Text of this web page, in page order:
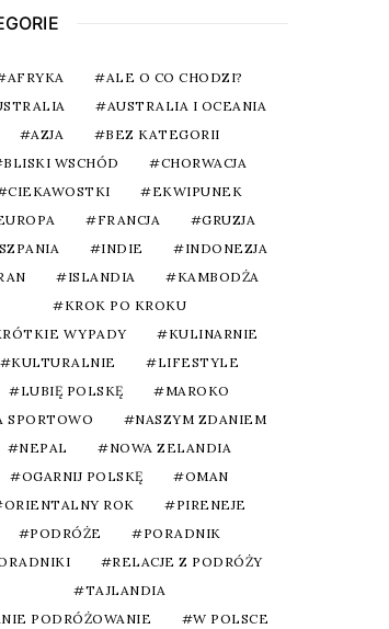
AFRYKA
ALE O CO CHODZI?
AUSTRALIA I OCEANIA
AZJA
BEZ KATEGORII
BLISKI WSCHÓD
CHORWACJA
CIEKAWOSTKI
EKWIPUNEK
FRANCJA
GRUZJA
INDIE
INDONEZJA
ISLANDIA
KAMBODŻA
KROK PO KROKU
WYPADY
KULINARNIE
KULTURALNIE
LIFESTYLE
LUBIĘ POLSKĘ
MAROKO
SPORTOWO
NASZYM ZDANIEM
NEPAL
NOWA ZELANDIA
OGARNIJ POLSKĘ
OMAN
ORIENTALNY ROK
PIRENEJE
PODRÓŻE
PORADNIK
RELACJE Z PODRÓŻY
TAJLANDIA
PODRÓŻOWANIE
W POLSCE